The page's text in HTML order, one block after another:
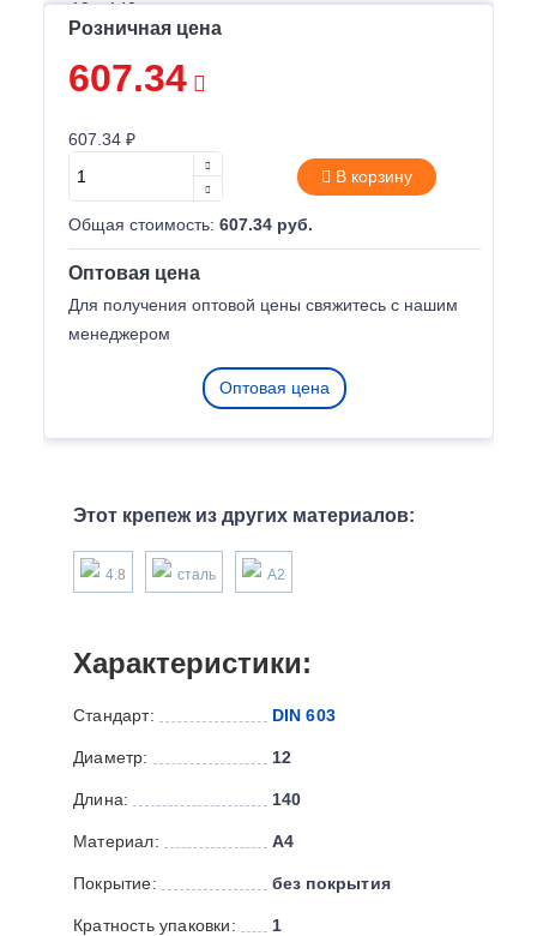
Розничная цена
607.34
607.34 ₽
В корзину
Общая стоимость: 607.34 руб.
Оптовая цена
Для получения оптовой цены свяжитесь с нашим
менеджером
Оптовая цена
Этот крепеж из других материалов:
4.8 сталь А2
Характеристики:
Стандарт: DIN 603
Диаметр: 12
Длина: 140
Материал: А4
Покрытие: без покрытия
Кратность упаковки: 1